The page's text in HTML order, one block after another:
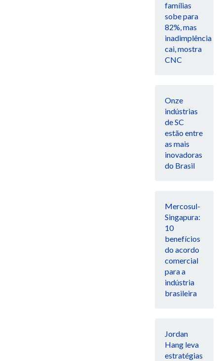
famílias
sobe para
82%, mas
inadimplência
cai, mostra
CNC
Onze
indústrias
de SC
estão entre
as mais
inovadoras
do Brasil
Mercosul-
Singapura:
10
benefícios
do acordo
comercial
para a
indústria
brasileira
Jordan
Hang leva
estratégias